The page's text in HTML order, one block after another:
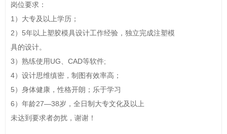
岗位要求：
1）大专及以上学历；
2）5年以上塑胶模具设计工作经验，独立完成注塑模
具的设计。
3）熟练使用UG、CAD等软件;
4）设计思维缜密，制图有效率高；
5）身体健康，性格开朗；乐于学习
6）年龄27—38岁，全日制大专文化及以上
未达到要求者勿扰，谢谢！